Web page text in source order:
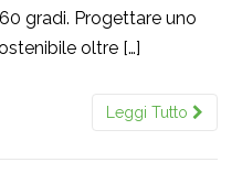
gradi. Progettare uno
oltre […]
Leggi Tutto